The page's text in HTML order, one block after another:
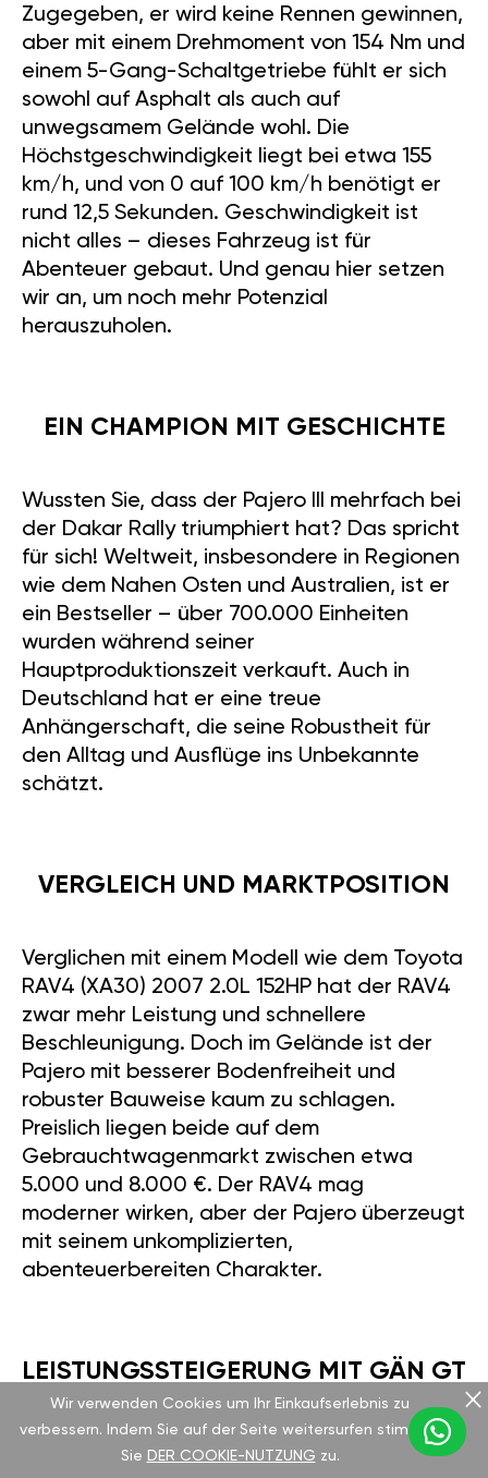
Zugegeben, er wird keine Rennen gewinnen,
aber mit einem Drehmoment von 154 Nm und
einem 5-Gang-Schaltgetriebe fühlt er sich
sowohl auf Asphalt als auch auf
unwegsamem Gelände wohl. Die
Höchstgeschwindigkeit liegt bei etwa 155
km/h, und von 0 auf 100 km/h benötigt er
rund 12,5 Sekunden. Geschwindigkeit ist
nicht alles – dieses Fahrzeug ist für
Abenteuer gebaut. Und genau hier setzen
wir an, um noch mehr Potenzial
herauszuholen.
EIN CHAMPION MIT GESCHICHTE
Wussten Sie, dass der Pajero III mehrfach bei
der Dakar Rally triumphiert hat? Das spricht
für sich! Weltweit, insbesondere in Regionen
wie dem Nahen Osten und Australien, ist er
ein Bestseller – über 700.000 Einheiten
wurden während seiner
Hauptproduktionszeit verkauft. Auch in
Deutschland hat er eine treue
Anhängerschaft, die seine Robustheit für
den Alltag und Ausflüge ins Unbekannte
schätzt.
VERGLEICH UND MARKTPOSITION
Verglichen mit einem Modell wie dem Toyota
RAV4 (XA30) 2007 2.0L 152HP hat der RAV4
zwar mehr Leistung und schnellere
Beschleunigung. Doch im Gelände ist der
Pajero mit besserer Bodenfreiheit und
robuster Bauweise kaum zu schlagen.
Preislich liegen beide auf dem
Gebrauchtwagenmarkt zwischen etwa
5.000 und 8.000 €. Der RAV4 mag
moderner wirken, aber der Pajero überzeugt
mit seinem unkomplizierten,
abenteuerbereiten Charakter.
LEISTUNGSSTEIGERUNG MIT GÄN GT
Wie können Sie den Pajero noch
Wir verwenden Cookies um Ihr Einkaufserlebnis zu
verbessern. Indem Sie auf der Seite weitersurfen stimmen
Sie DER COOKIE-NUTZUNG zu.